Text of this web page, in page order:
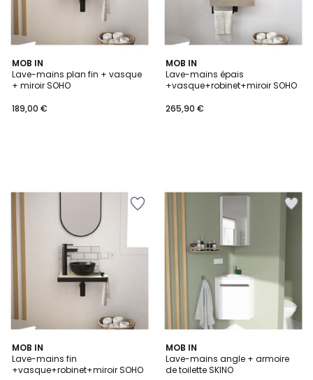
MOB IN
Lave-mains plan fin + vasque
+ miroir SOHO
189,00 €
MOB IN
Lave-mains épais
+vasque+robinet+miroir SOHO
265,90 €
MOB IN
Lave-mains fin
+vasque+robinet+miroir SOHO
MOB IN
Lave-mains angle + armoire
de toilette SKINO
4
Couleurs